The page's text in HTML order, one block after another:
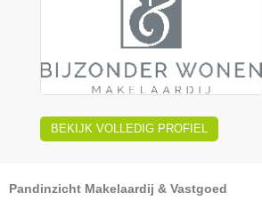
BEKIJK VOLLEDIG PROFIEL
Pandinzicht Makelaardij & Vastgoed